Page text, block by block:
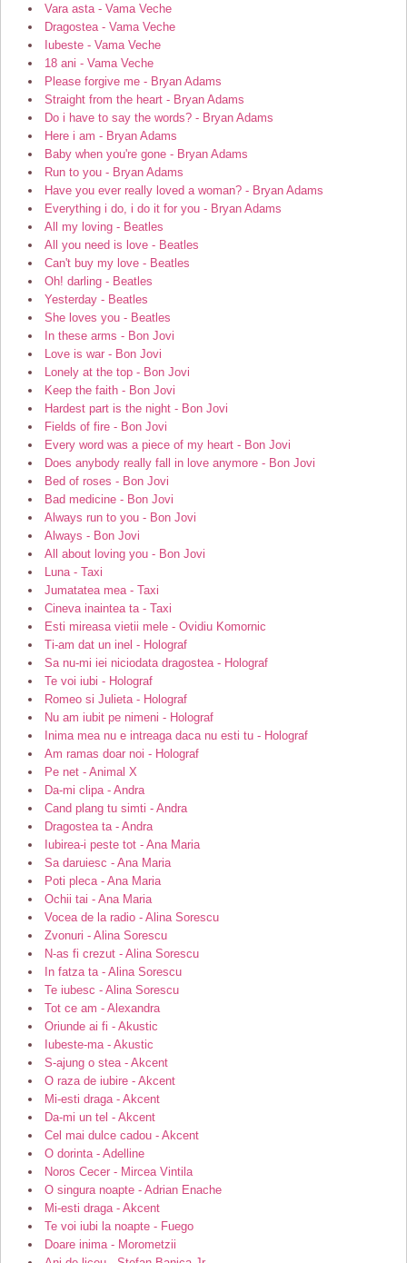
Vara asta - Vama Veche
Dragostea - Vama Veche
Iubeste - Vama Veche
18 ani - Vama Veche
Please forgive me - Bryan Adams
Straight from the heart - Bryan Adams
Do i have to say the words? - Bryan Adams
Here i am - Bryan Adams
Baby when you're gone - Bryan Adams
Run to you - Bryan Adams
Have you ever really loved a woman? - Bryan Adams
Everything i do, i do it for you - Bryan Adams
All my loving - Beatles
All you need is love - Beatles
Can't buy my love - Beatles
Oh! darling - Beatles
Yesterday - Beatles
She loves you - Beatles
In these arms - Bon Jovi
Love is war - Bon Jovi
Lonely at the top - Bon Jovi
Keep the faith - Bon Jovi
Hardest part is the night - Bon Jovi
Fields of fire - Bon Jovi
Every word was a piece of my heart - Bon Jovi
Does anybody really fall in love anymore - Bon Jovi
Bed of roses - Bon Jovi
Bad medicine - Bon Jovi
Always run to you - Bon Jovi
Always - Bon Jovi
All about loving you - Bon Jovi
Luna - Taxi
Jumatatea mea - Taxi
Cineva inaintea ta - Taxi
Esti mireasa vietii mele - Ovidiu Komornic
Ti-am dat un inel - Holograf
Sa nu-mi iei niciodata dragostea - Holograf
Te voi iubi - Holograf
Romeo si Julieta - Holograf
Nu am iubit pe nimeni - Holograf
Inima mea nu e intreaga daca nu esti tu - Holograf
Am ramas doar noi - Holograf
Pe net - Animal X
Da-mi clipa - Andra
Cand plang tu simti - Andra
Dragostea ta - Andra
Iubirea-i peste tot - Ana Maria
Sa daruiesc - Ana Maria
Poti pleca - Ana Maria
Ochii tai - Ana Maria
Vocea de la radio - Alina Sorescu
Zvonuri - Alina Sorescu
N-as fi crezut - Alina Sorescu
In fatza ta - Alina Sorescu
Te iubesc - Alina Sorescu
Tot ce am - Alexandra
Oriunde ai fi - Akustic
Iubeste-ma - Akustic
S-ajung o stea - Akcent
O raza de iubire - Akcent
Mi-esti draga - Akcent
Da-mi un tel - Akcent
Cel mai dulce cadou - Akcent
O dorinta - Adelline
Noros Cecer - Mircea Vintila
O singura noapte - Adrian Enache
Mi-esti draga - Akcent
Te voi iubi la noapte - Fuego
Doare inima - Morometzii